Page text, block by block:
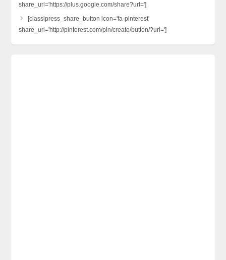
share_url='https://plus.google.com/share?url=']
[classipress_share_button icon='fa-pinterest'
share_url='http://pinterest.com/pin/create/button/?url=']